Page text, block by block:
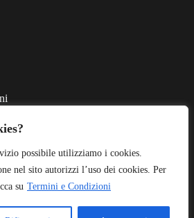
possibile utilizziamo i cookies.
nel sito autorizzi l’uso dei cookies. Per
su Termini e Condizioni